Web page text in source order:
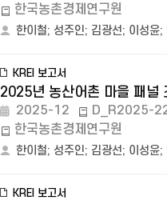
한국농촌경제연구원
한이철; 성주인; 김광선; 이성윤;
KREI 보고서
2025년 농산어촌 마을 패널
2025-12
D_R2025-
한국농촌경제연구원
한이철; 성주인; 김광선; 이성윤;
KREI 보고서